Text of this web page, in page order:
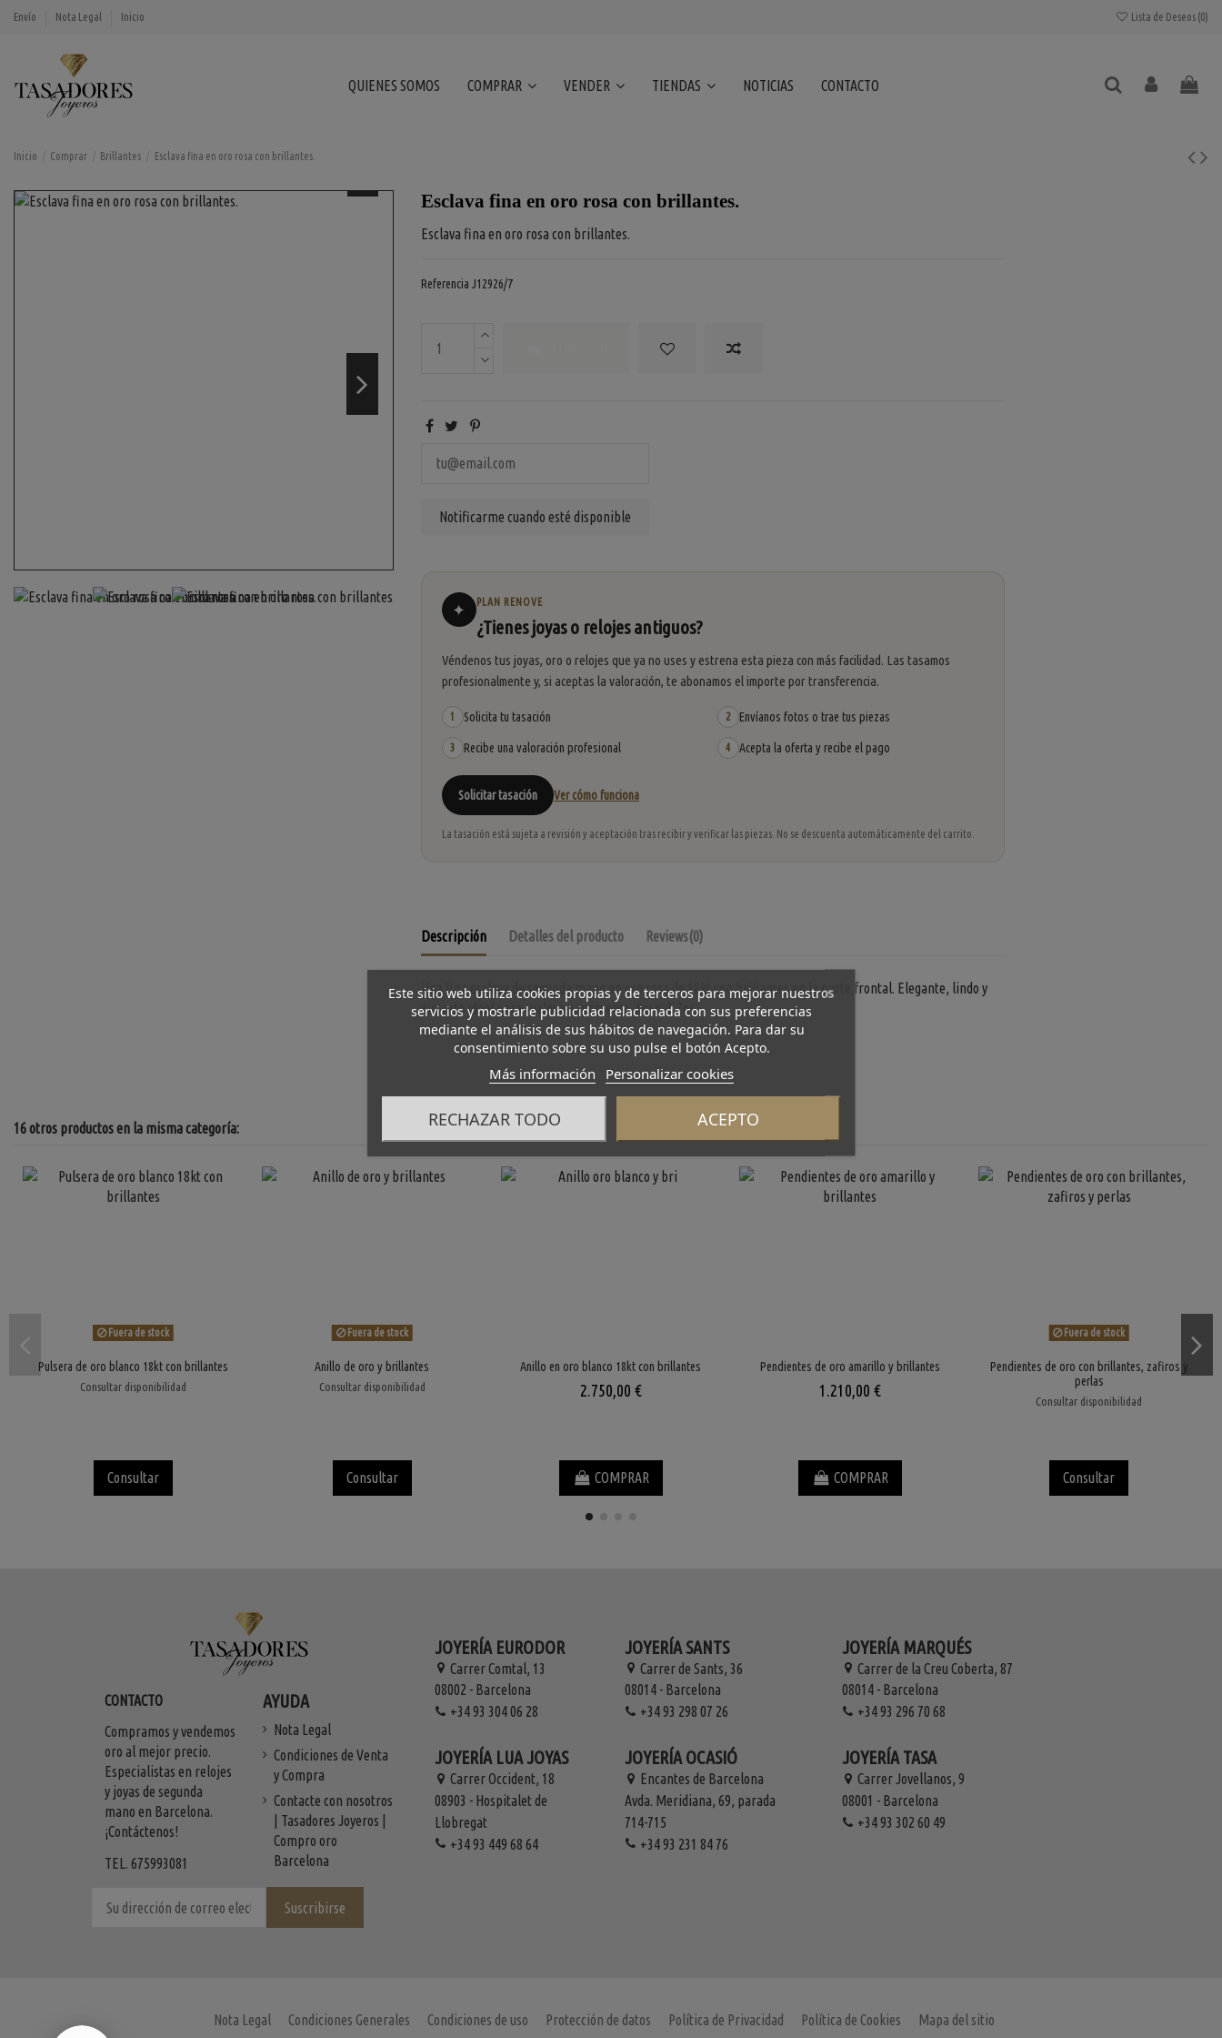
Envío Nota Legal Inicio Lista de Deseos (0)
QUIENES SOMOS COMPRAR VENDER TIENDAS NOTICIAS CONTACTO
Inicio Comprar Brillantes Esclava fina en oro rosa con brillantes.
Esclava fina en oro rosa con brillantes.
Esclava fina en oro rosa con brillantes.
Referencia J12926/7
✦ PLAN RENOVE
¿Tienes joyas o relojes antiguos?
Véndenos tus joyas, oro o relojes que ya no uses y estrena esta pieza con más facilidad. Las tasamos
profesionalmente y, si aceptas la valoración, te abonamos el importe por transferencia.
1 Solicita tu tasación 2 Envíanos fotos o trae tus piezas
3 Recibe una valoración profesional 4 Acepta la oferta y recibe el pago
Solicitar tasación Ver cómo funciona
La tasación está sujeta a revisión y aceptación tras recibir y verificar las piezas. No se descuenta automáticamente del carrito.
Descripción Detalles del producto Reviews(0)
Una fina esclava de segunda mano en oro rosa de 18kt con brillantes en la parte frontal. Elegante, lindo y
discreto ideal para cualquier momento. Peso: 3,7gr.
16 otros productos en la misma categoría:
Fuera de stock
Pulsera de oro blanco 18kt con brillantes
Consultar disponibilidad
Consultar
Fuera de stock
Anillo de oro y brillantes
Consultar disponibilidad
Consultar
Anillo en oro blanco 18kt con brillantes
2.750,00 €
COMPRAR
Pendientes de oro amarillo y brillantes
1.210,00 €
COMPRAR
Fuera de stock
Pendientes de oro con brillantes, zafiros y
perlas
Consultar disponibilidad
Consultar
CONTACTO
Compramos y vendemos
oro al mejor precio.
Especialistas en relojes
y joyas de segunda
mano en Barcelona.
¡Contáctenos!
TEL. 675993081
AYUDA
Nota Legal
Condiciones de Venta
y Compra
Contacte con nosotros
| Tasadores Joyeros |
Compro oro
Barcelona
JOYERÍA EURODOR
Carrer Comtal, 13
08002 - Barcelona
+34 93 304 06 28
JOYERÍA SANTS
Carrer de Sants, 36
08014 - Barcelona
+34 93 298 07 26
JOYERÍA LUA JOYAS
Carrer Occident, 18
08903 - Hospitalet de
Llobregat
+34 93 449 68 64
JOYERÍA OCASIÓ
Encantes de Barcelona
Avda. Meridiana, 69, parada
714-715
+34 93 231 84 76
JOYERÍA MARQUÉS
Carrer de la Creu Coberta, 87
08014 - Barcelona
+34 93 296 70 68
JOYERÍA TASA
Carrer Jovellanos, 9
08001 - Barcelona
+34 93 302 60 49
Nota Legal Condiciones Generales Condiciones de uso Protección de datos Política de Privacidad Política de Cookies Mapa del sitio
Este sitio web utiliza cookies propias y de terceros para mejorar nuestros
servicios y mostrarle publicidad relacionada con sus preferencias
mediante el análisis de sus hábitos de navegación. Para dar su
consentimiento sobre su uso pulse el botón Acepto.
Más información Personalizar cookies
RECHAZAR TODO ACEPTO